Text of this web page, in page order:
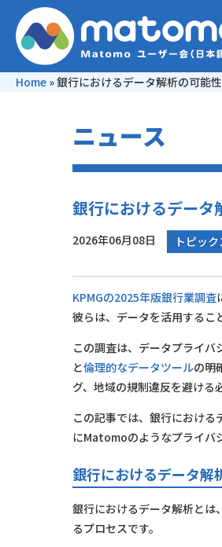
Home »銀行におけるデータ解析の可能性
ニュース
銀行におけるデータ
2026年06月08日 トピック
KPMGの2025年版銀行業調査
彼らは、データを活用するこ
この調査は、データプライ
と倫理的なデータツールの明
グ、地域の規制違反を避ける
この記事では、銀行におけ
にMatomoのようなプライバ
銀行におけるデータ解
銀行におけるデータ解析とは
るプロセスです。